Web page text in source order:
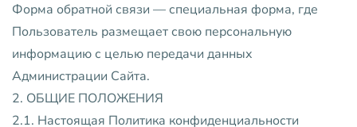
Форма обратной связи — специальная форма, где
Пользователь размещает свою персональную
информацию с целью передачи данных
Администрации Сайта.
2. ОБЩИЕ ПОЛОЖЕНИЯ
2.1. Настоящая Политика конфиденциальности